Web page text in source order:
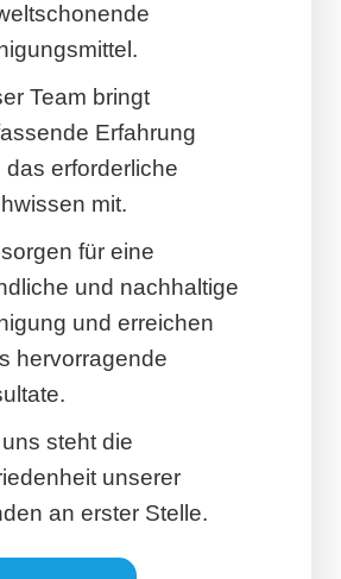
Team bringt
Erfahrung
das erforderliche
mit.
für eine
und nachhaltige
und erreichen
hervorragende
steht die
unserer
an erster Stelle.